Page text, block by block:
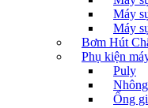
Máy
Máy
Bơm Hút
Phụ kiện
Puly
Ống